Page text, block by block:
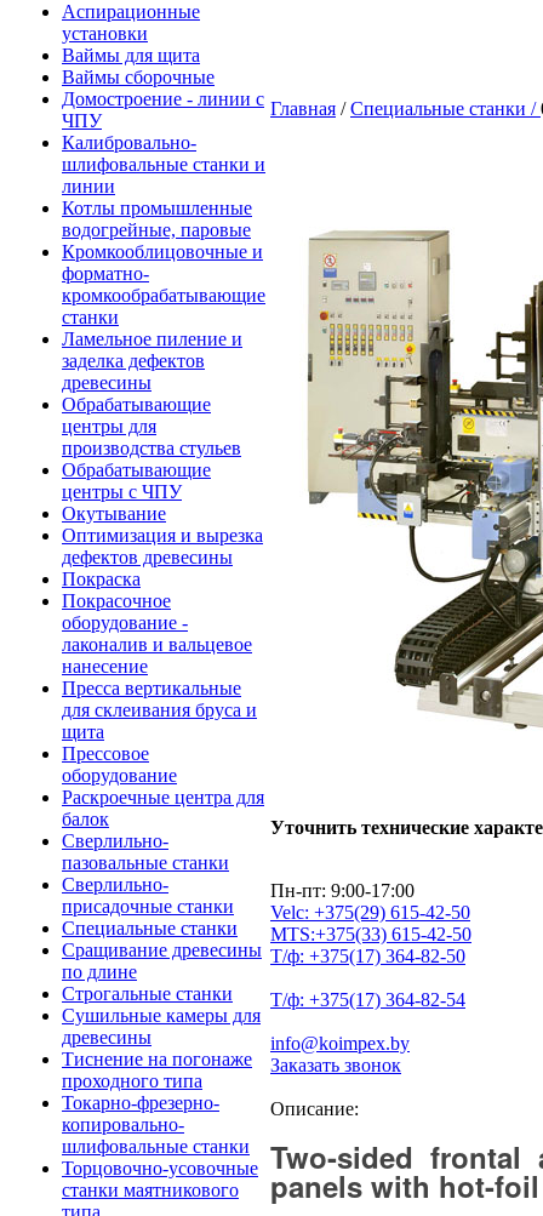
Аспирационные
установки
Ваймы для щита
Ваймы сборочные
Домостроение - линии с
ЧПУ
Калибровально-
шлифовальные станки и
линии
Котлы промышленные
водогрейные, паровые
Кромкооблицовочные и
форматно-
кромкообрабатывающие
станки
Ламельное пиление и
заделка дефектов
древесины
Обрабатывающие
центры для
производства стульев
Обрабатывающие
центры с ЧПУ
Окутывание
Оптимизация и вырезка
дефектов древесины
Покраска
Покрасочное
оборудование -
лаконалив и вальцевое
нанесение
Пресса вертикальные
для склеивания бруса и
щита
Прессовое
оборудование
Раскроечные центра для
балок
Сверлильно-
пазовальные станки
Сверлильно-
присадочные станки
Специальные станки
Сращивание древесины
по длине
Строгальные станки
Сушильные камеры для
древесины
Тиснение на погонаже
проходного типа
Токарно-фрезерно-
копировально-
шлифовальные станки
Торцовочно-усовочные
станки маятникового
типа
Главная /Специальные станки /
Уточнить технические
Пн-пт: 9:00-17:00
Velc: +375(29) 615-42-50
MTS:+375(33) 615-42-50
Т/ф: +375(17) 364-82-50
Т/ф: +375(17) 364-82-54
info@koimpex.by
Заказать звонок
Описание:
Two-sided
panels with hot-